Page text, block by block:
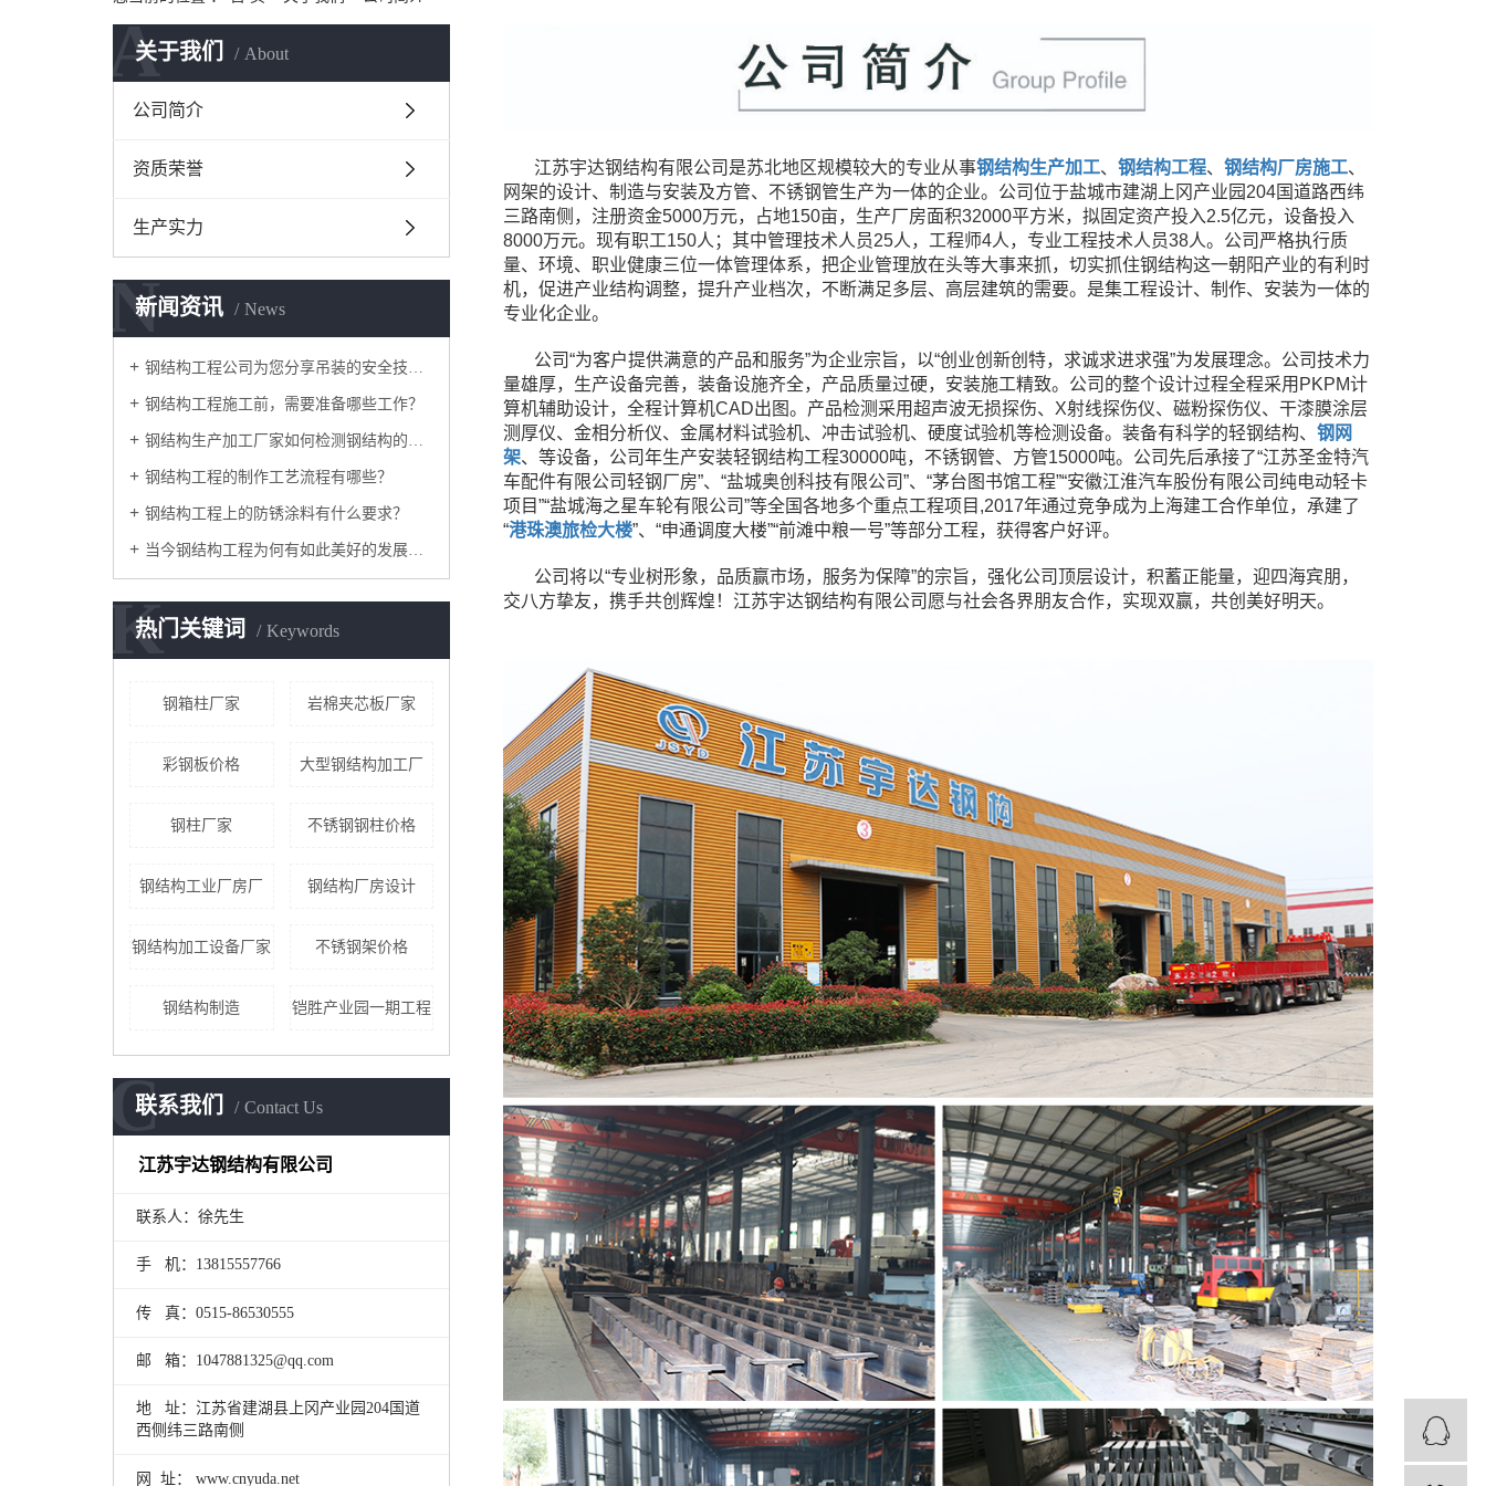
关于我们 About
A
公司简介
资质荣誉
生产实力
新闻资讯 News
N
钢结构工程公司为您分享吊装的安全技术措施有哪些？
钢结构工程施工前，需要准备哪些工作？
钢结构生产加工厂家如何检测钢结构的损伤情况？
钢结构工程的制作工艺流程有哪些？
钢结构工程上的防锈涂料有什么要求？
当今钢结构工程为何有如此美好的发展前景？
热门关键词 Keywords
K
钢箱柱厂家 岩棉夹芯板厂家
彩钢板价格 大型钢结构加工厂
钢柱厂家 不锈钢钢柱价格
钢结构工业厂房厂 钢结构厂房设计
钢结构加工设备厂家 不锈钢架价格
钢结构制造 铠胜产业园一期工程
联系我们 Contact Us
C
江苏宇达钢结构有限公司
联系人：徐先生
手 机：13815557766
传 真：0515-86530555
邮 箱：1047881325@qq.com
地 址：江苏省建湖县上冈产业园204国道
西侧纬三路南侧
网 址： www.cnyuda.net
江苏宇达钢结构有限公司是苏北地区规模较大的专业从事钢结构生产加工、 钢结构工程、 钢结构厂房施工、
网架的设计、制造与安装及方管、不锈钢管生产为一体的企业。公司位于盐城市建湖上冈产业园204国道路西纬
三路南侧，注册资金5000万元，占地150亩，生产厂房面积32000平方米，拟固定资产投入2.5亿元，设备投入
8000万元。现有职工150人；其中管理技术人员25人，工程师4人，专业工程技术人员38人。公司严格执行质
量、环境、职业健康三位一体管理体系，把企业管理放在头等大事来抓，切实抓住钢结构这一朝阳产业的有利时
机，促进产业结构调整，提升产业档次，不断满足多层、高层建筑的需要。是集工程设计、制作、安装为一体的
专业化企业。
公司“为客户提供满意的产品和服务”为企业宗旨，以“创业创新创特，求诚求进求强”为发展理念。公司技术力
量雄厚，生产设备完善，装备设施齐全，产品质量过硬，安装施工精致。公司的整个设计过程全程采用PKPM计
算机辅助设计，全程计算机CAD出图。产品检测采用超声波无损探伤、X射线探伤仪、磁粉探伤仪、干漆膜涂层
测厚仪、金相分析仪、金属材料试验机、冲击试验机、硬度试验机等检测设备。装备有科学的轻钢结构、 钢网
架、等设备，公司年生产安装轻钢结构工程30000吨，不锈钢管、方管15000吨。公司先后承接了“江苏圣金特汽
车配件有限公司轻钢厂房”、“盐城奥创科技有限公司”、“茅台图书馆工程”“安徽江淮汽车股份有限公司纯电动轻卡
项目”“盐城海之星车轮有限公司”等全国各地多个重点工程项目,2017年通过竞争成为上海建工合作单位，承建了
“港珠澳旅检大楼”、“申通调度大楼”“前滩中粮一号”等部分工程，获得客户好评。
公司将以“专业树形象，品质赢市场，服务为保障”的宗旨，强化公司顶层设计，积蓄正能量，迎四海宾朋，
交八方挚友，携手共创辉煌！江苏宇达钢结构有限公司愿与社会各界朋友合作，实现双赢，共创美好明天。